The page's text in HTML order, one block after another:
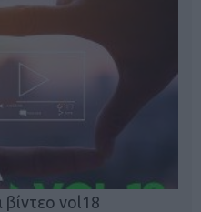
βίντεο vol18